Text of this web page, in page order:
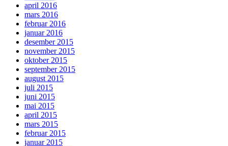
april 2016
mars 2016
februar 2016
januar 2016
desember 2015
november 2015
oktober 2015
september 2015
august 2015
juli 2015
juni 2015
mai 2015
april 2015
mars 2015
februar 2015
januar 2015